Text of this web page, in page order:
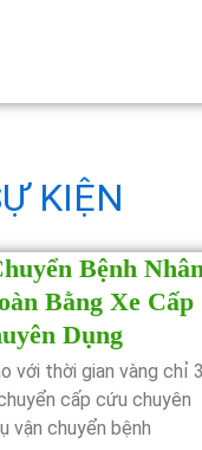
KIỆN
Bệnh
Bằng Xe Cấp
Dụng
với thời gian vàng chỉ
cấp cứu chuyên
vận chuyển bệnh